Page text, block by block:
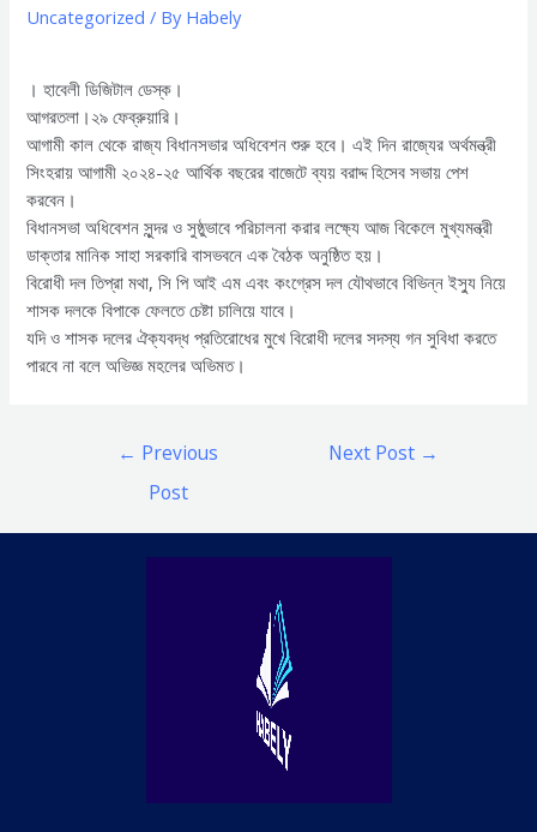
Uncategorized / By Habely
। হাবেলী ডিজিটাল ডেস্ক।
আগরতলা।২৯ ফেব্রুয়ারি।
আগামী কাল থেকে রাজ্য বিধানসভার অধিবেশন শুরু হবে। এই দিন রাজ্যের অর্থমন্ত্রী
সিংহরায় আগামী ২০২৪-২৫ আর্থিক বছরের বাজেটে ব্যয় বরাদ্দ হিসেব সভায় পেশ
করবেন।
বিধানসভা অধিবেশন সুন্দর ও সুষ্ঠুভাবে পরিচালনা করার লক্ষ্যে আজ বিকেলে মুখ্যমন্ত্রী
ডাক্তার মানিক সাহা সরকারি বাসভবনে এক বৈঠক অনুষ্ঠিত হয়।
বিরোধী দল তিপ্রা মথা, সি পি আই এম এবং কংগ্রেস দল যৌথভাবে বিভিন্ন ইস্যু নিয়ে
শাসক দলকে বিপাকে ফেলতে চেষ্টা চালিয়ে যাবে।
যদি ও শাসক দলের ঐক্যবদ্ধ প্রতিরোধের মুখে বিরোধী দলের সদস্য গন সুবিধা করতে
পারবে না বলে অভিজ্ঞ মহলের অভিমত।
← Previous
Post
Next Post →